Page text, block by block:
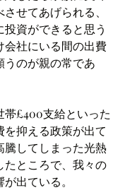
せてあげられる、
資ができると思う
会社にいる間の出費
うのが親の常であ
帯£400支給といった
を抑える政策が出て
騰してしまった光熱
たところで、我々の
出ている。